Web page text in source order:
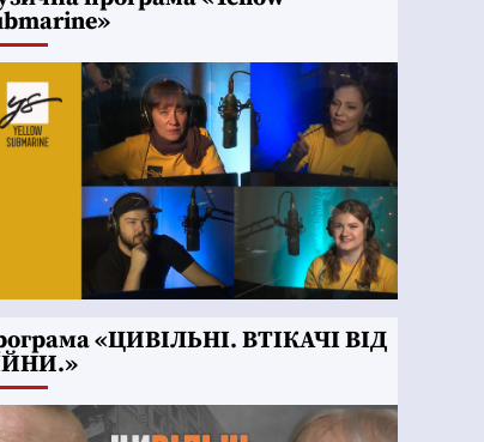
«ЦИВІЛЬНІ. ВТІКАЧІ ВІД